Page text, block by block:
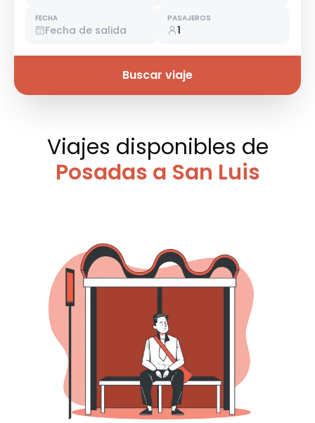
FECHA
Fecha de salida
PASAJEROS
1
Buscar viaje
Viajes disponibles de
Posadas a San Luis